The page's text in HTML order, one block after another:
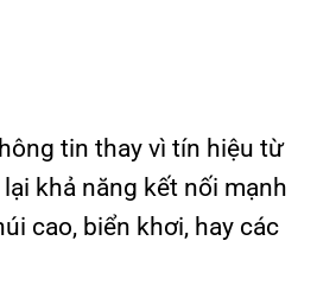
tin thay vì tín hiệu từ
khả năng kết nối mạnh
cao, biển khơi, hay các